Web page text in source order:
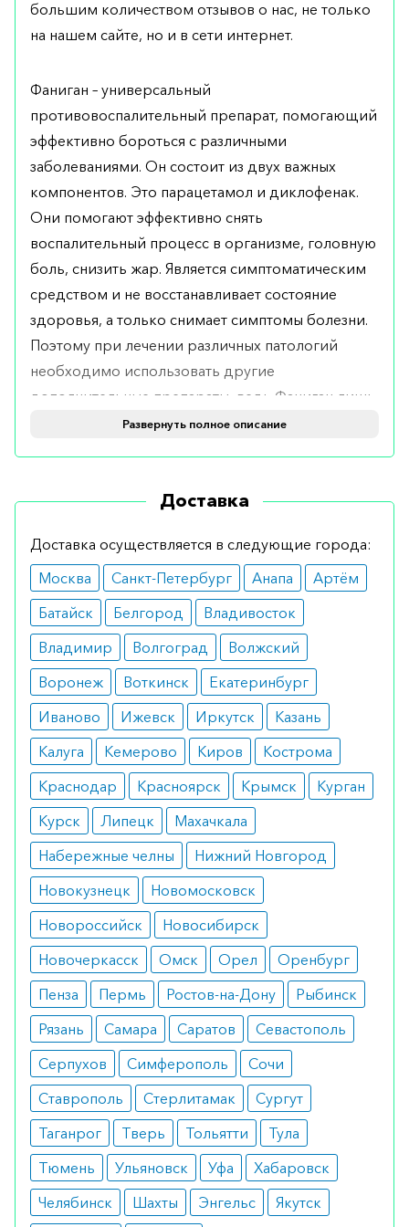
большим количеством отзывов о нас, не только
на нашем сайте, но и в сети интернет.
Фаниган – универсальный
противовоспалительный препарат, помогающий
эффективно бороться с различными
заболеваниями. Он состоит из двух важных
компонентов. Это парацетамол и диклофенак.
Они помогают эффективно снять
воспалительный процесс в организме, головную
боль, снизить жар. Является симптоматическим
средством и не восстанавливает состояние
здоровья, а только снимает симптомы болезни.
Поэтому при лечении различных патологий
необходимо использовать другие
дополнительные препараты, ведь Фаниган лишь
временно улучшает самочувствие
Кому показан
Препарат назначается людям со следующими
ревматические заболевания, такие как
остеоартрит, бурсит, миозит и другие;
заболевания позвоночника;
синяки;
состояние после операции;
возникновение приступов мигрени;
почечное и печеночное покалывание;
ЛОР-заболевания, такие как средний отит,
фарингит и тонзиллит;
зубная боль;
чувство боли в мышцах и суставах после
выполнения больших физических нагрузок.
Противопоказания
При изучении свойств препарата также были
обнаружены ограничения к его применению -
язва желудка или двенадцатиперстной кишки,
при недостатке в организме глюкозо-6-
фосфатдегидрогеназы.
К противопоказаниям относятся приступы астмы,
крапивница и другие заболевания, возникшие в
результате приема диклофенака, парацетамола
или ацетилсалициловой кислоты. Также не
рекомендуется при проблемах с печенью и
почками.
Как принимать
Каждая доза препарата подбирается пациентом
строго индивидуально в зависимости от
Развернуть полное описание
Доставка
Доставка осуществляется в следующие города:
Москва
Санкт-Петербург Анапа
Артём
Батайск
Белгород
Владивосток
Владимир
Волгоград
Волжский
Воронеж
Воткинск
Екатеринбург
Иваново
Ижевск Иркутск
Казань
Калуга
Кемерово Киров
Кострома
Краснодар
Красноярск Крымск
Курган
Курск
Липецк
Махачкала
Набережные челны
Нижний Новгород
Новокузнецк
Новомосковск
Новороссийск
Новосибирск
Новочеркасск
Омск Орел
Оренбург
Пенза
Пермь Ростов-на-Дону
Рыбинск
Рязань
Самара Саратов
Севастополь
Серпухов
Симферополь
Сочи
Ставрополь
Стерлитамак
Сургут
Таганрог
Тверь Тольятти
Тула
Тюмень
Ульяновск Уфа
Хабаровск
Челябинск
Шахты Энгельс
Якутск